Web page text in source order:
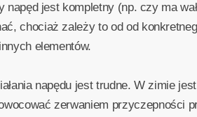
jest kompletny (np. czy ma
chociaż zależy to od od
elementów.
napędu jest trudne. W zimie jest
zerwaniem przyczepności